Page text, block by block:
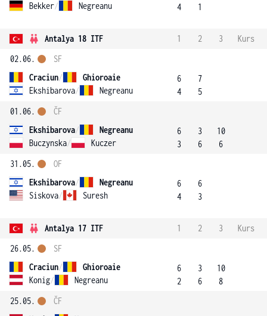
Bekker/ Negreanu 4 1
Antalya 18 ITF 1 2 3
Kurs
02.06.
Craciun/
Ghioroaie
Ekshibarova/ Negreanu
SF
6
4
7
5
01.06.
Ekshibarova/
Negreanu
Buczynska/ Kuczer
ČF
6
3
3
6
10
6
31.05.
Ekshibarova/
Negreanu
Siskova/ Suresh
OF
6
4
6
3
Antalya 17 ITF 1 2 3
Kurs
26.05.
Craciun/
Ghioroaie
Konig/ Negreanu
SF
6
2
3
6
10
8
25.05.
ČF